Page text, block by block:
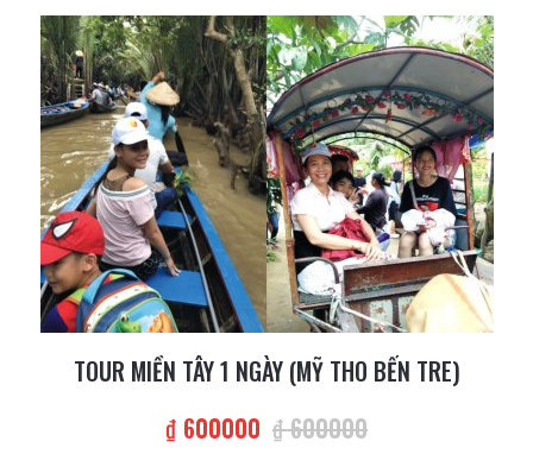
TOUR MIỀN TÂY 1 NGÀY (MỸ THO BẾN TRE)
₫ 600000 ₫ 600000